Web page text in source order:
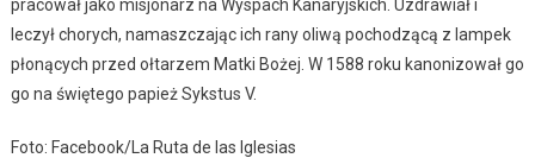
pracował jako misjonarz na Wyspach Kanaryjskich. Uzdrawiał i
leczył chorych, namaszczając ich rany oliwą pochodzącą z lampek
płonących przed ołtarzem Matki Bożej. W 1588 roku kanonizował go
go na świętego papież Sykstus V.
Foto: Facebook/La Ruta de las Iglesias